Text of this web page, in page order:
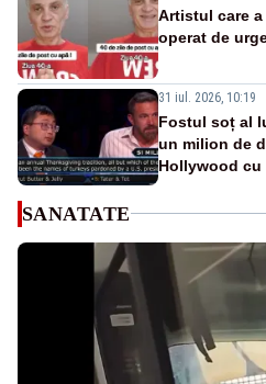
Artistul care
operat de
31 iul. 2026, 10:19
Fostul soț al
un milion de
Hollywood
SANATATE